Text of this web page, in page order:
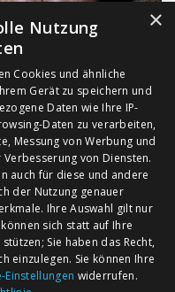
nach Bundesländern
nach PLZ
×
Nutzung
Cookies und ähnliche
Gerät zu speichern und
Daten wie Ihre IP-
Daten zu verarbeiten,
Messung von Werbung und
von Diensten.
auch für diese und andere
der Nutzung genauer
Ihre Auswahl gilt nur
sich statt auf Ihre
Sie haben das Recht,
einzulegen. Sie können Ihre
Einstellungen widerrufen.